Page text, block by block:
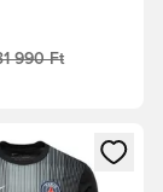
990 Ft
a tagként
modált a